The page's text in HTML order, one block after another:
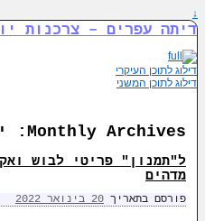
↓
דיתה עפרים – צרכנות
דילוג לתוכן העיקרי
דילוג לתוכן המשני
Monthly Archives:
ל"תמנון" פריטי לבוש
מדהים
פורסם בתאריך 20 בינואר 2022